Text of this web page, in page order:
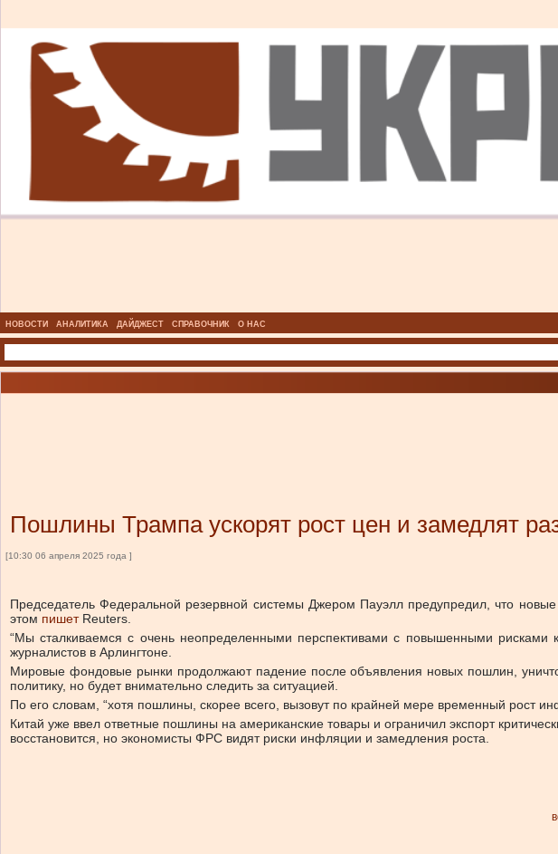
НОВОСТИ АНАЛИТИКА ДАЙДЖЕСТ СПРАВОЧНИК О НАС
Пошлины Трампа ускорят рост цен и замедлят
[10:30 06 апреля 2025 года ]
Председатель Федеральной резервной системы Джером Пауэлл предупредил, что
этом пишетReuters.
“Мы сталкиваемся с очень неопределенными перспективами с повышенными
журналистов в Арлингтоне.
Мировые фондовые рынки продолжают падение после объявления новых пошлин,
политику, но будет внимательно следить за ситуацией.
По его словам, “хотя пошлины, скорее всего, вызовут по крайней мере временный рост
Китай уже ввел ответные пошлины на американские товары и ограничил экспорт
восстановится, но экономисты ФРС видят риски инфляции и замедления роста.